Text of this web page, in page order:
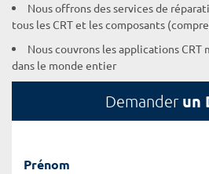
Nous offrons des services de
tous les CRT et les composants
Nous couvrons les applications
dans le monde entier
Demander un
Prénom